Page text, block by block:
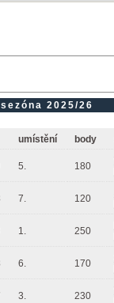
2025/26
umístění body
5. 180
7. 120
1. 250
6. 170
3. 230